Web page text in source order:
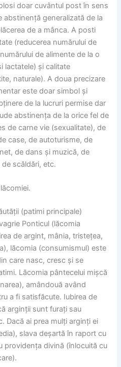
doar cuvântul post în sens
abstinență generalizată de la
de a mânca. A posti
(reducerea numărului de
de alimente de la o
lactatele) și calitate
naturale). A doua precizare
este doar simbol și
de la lucruri permise dar
abstinența de la orice fel de
de carne vie (sexualitate), de
case, de autoturisme, de
de dans și muzică, de
scăldări, etc.
(patimi principale)
Ponticul (lăcomia
de argint, mânia, tristețea,
lăcomia (consumismul) este
care nasc, cresc și se
Lăcomia pântecelui mișcă
amândouă având
a fi satisfăcute. Iubirea de
arginții sunt furați sau
Dacă ai prea mulți arginți ei
slava deșartă în raport cu
providența divină (înlocuită cu